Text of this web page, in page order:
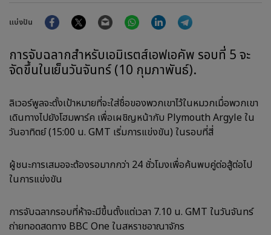
แบ่งปัน
FacebookTwitter Email WhatsAppLinkedIn
การจับฉลากสำหรับเอมิเรตส์เอฟเอคัพ รอบที่ 5 จะ
จัดขึ้นในเย็นวันจันทร์ (10 กุมภาพันธ์).
ลิเวอร์พูลจะตั้งเป้าหมายที่จะใส่ชื่อของพวกเขาไว้ในหมวกเมื่อพวกเขา
เดินทางไปยังโฮมพาร์ค เพื่อเผชิญหน้ากับ Plymouth Argyle ใน
วันอาทิตย์ (15:00 น. GMT เริ่มการแข่งขัน) ในรอบที่สี่
ผู้ชนะการเสมอจะต้องรอมากกว่า 24 ชั่วโมงเพื่อค้นพบคู่ต่อสู้ต่อไป
ในการแข่งขัน
การจับฉลากรอบที่ห้าจะมีขึ้นตั้งแต่เวลา 7.10 น. GMT ในวันจันทร์
ถ่ายทอดสดทาง BBC One ในสหราชอาณาจักร